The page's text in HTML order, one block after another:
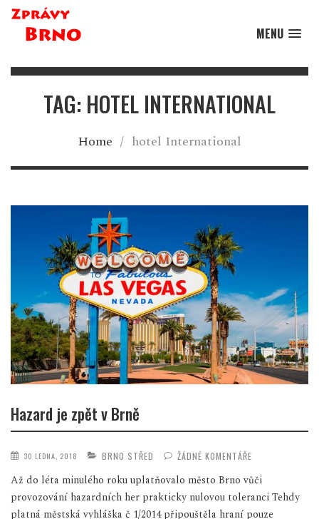
MENU
TAG: HOTEL INTERNATIONAL
Home / hotel International
Hazard je zpět v Brně
30 LEDNA, 2018 BRNO STŘED ŽÁDNÉ KOMENTÁŘE
Až do léta minulého roku uplatňovalo město Brno vůči
provozování hazardních her prakticky nulovou toleranci Tehdy
platná městská vyhláška č 1/2014 připouštěla hraní pouze